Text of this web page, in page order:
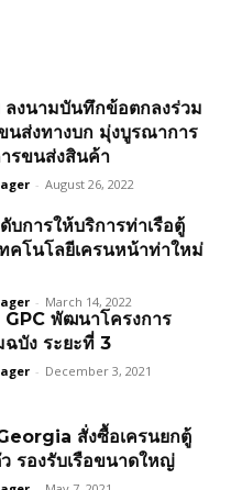
ลงนามบันทึกข้อตกลงร่วม
นส่งทางบก มุ่งบูรณาการ
รขนส่งสินค้า
- August 26, 2022
บการให้บริการท่าเรือตู้
คโนโลยีเครนหน้าท่าใหม่
- March 14, 2022
พัฒนาโครงการ
ฉบัง ระยะที่ 3
- December 3, 2021
สั่งซื้อเครนยกตู้
รองรับเรือขนาดใหญ่